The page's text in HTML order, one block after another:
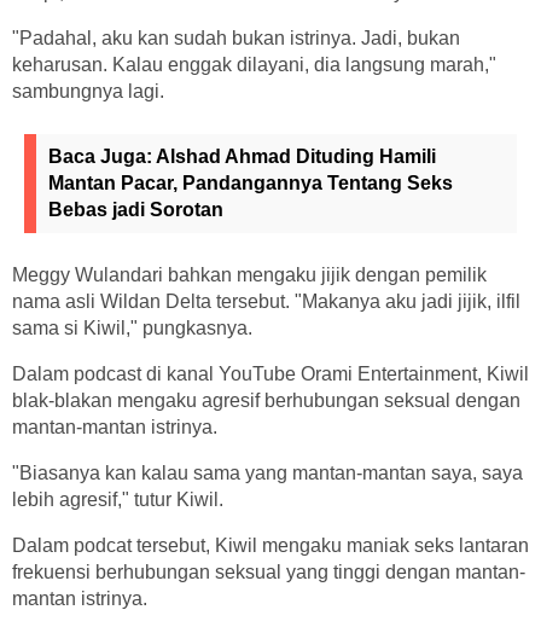
"Padahal, aku kan sudah bukan istrinya. Jadi, bukan
keharusan. Kalau enggak dilayani, dia langsung marah,"
sambungnya lagi.
Baca Juga: Alshad Ahmad Dituding Hamili
Mantan Pacar, Pandangannya Tentang Seks
Bebas jadi Sorotan
Meggy Wulandari bahkan mengaku jijik dengan pemilik
nama asli Wildan Delta tersebut. "Makanya aku jadi jijik, ilfil
sama si Kiwil," pungkasnya.
Dalam podcast di kanal YouTube Orami Entertainment, Kiwil
blak-blakan mengaku agresif berhubungan seksual dengan
mantan-mantan istrinya.
"Biasanya kan kalau sama yang mantan-mantan saya, saya
lebih agresif," tutur Kiwil.
Dalam podcat tersebut, Kiwil mengaku maniak seks lantaran
frekuensi berhubungan seksual yang tinggi dengan mantan-
mantan istrinya.